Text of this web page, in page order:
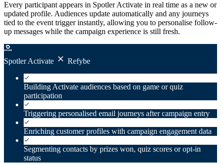
Every participant appears in Spotler Activate in real time as a new or
updated profile. Audiences update automatically and any journeys
tied to the event trigger instantly, allowing you to personalise follow-
up messages while the campaign experience is still fresh.
Spotler Activate Refybe
Building Activate audiences based on game or quiz
participation
Triggering personalised email journeys after campaign entry
Enriching customer profiles with campaign engagement data
Segmenting contacts by prizes won, quiz scores or opt-in
status